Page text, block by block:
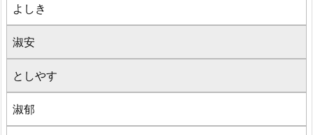
よしき
淑安
としやす
淑郁